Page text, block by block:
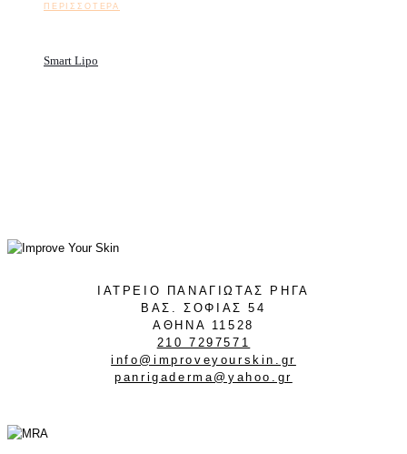
ΠΕΡΙΣΣΟΤΕΡΑ
Smart Lipo
ΙΑΤΡΕΙΟ ΠΑΝΑΓΙΩΤΑΣ ΡΗΓΑ
ΒΑΣ. ΣΟΦΙΑΣ 54
ΑΘΗΝΑ 11528
210 7297571
info@improveyourskin.gr
panrigaderma@yahoo.gr